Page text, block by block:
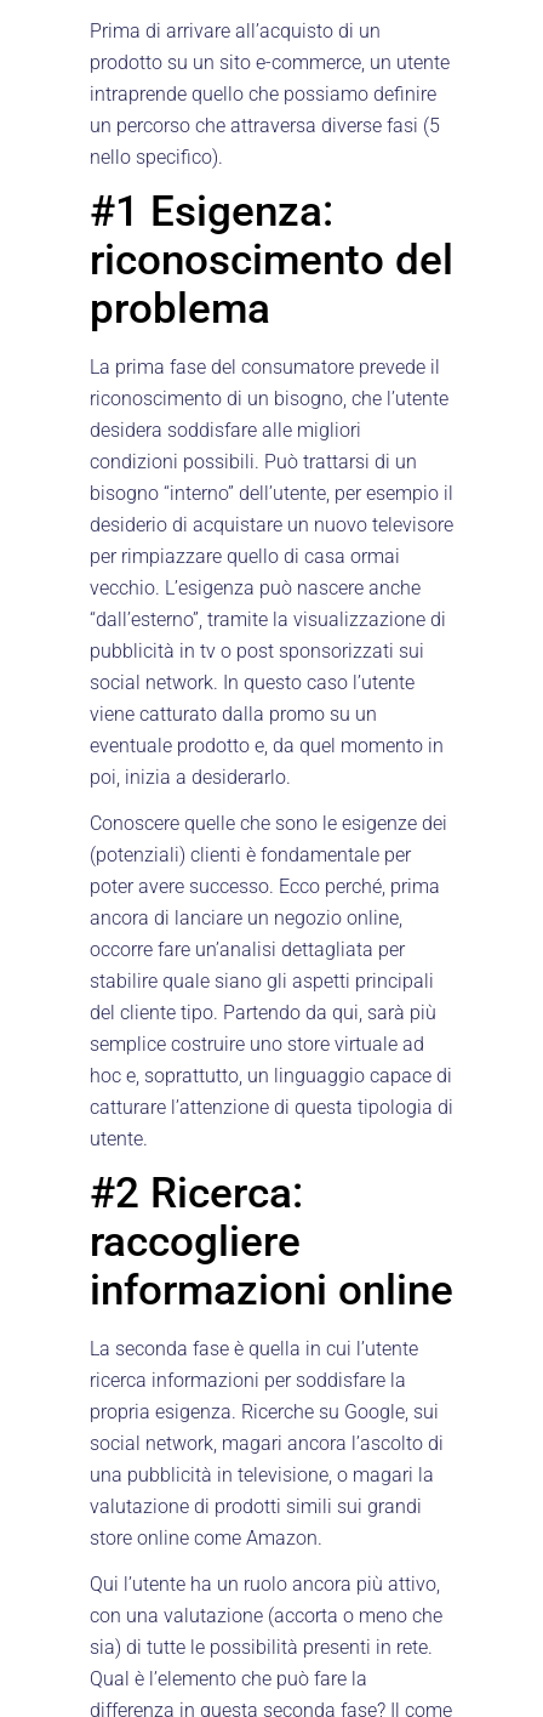
Prima di arrivare all’acquisto di un
prodotto su un sito e-commerce, un utente
intraprende quello che possiamo definire
un percorso che attraversa diverse fasi (5
nello specifico).
#1 Esigenza:
riconoscimento del
problema
La prima fase del consumatore prevede il
riconoscimento di un bisogno, che l’utente
desidera soddisfare alle migliori
condizioni possibili. Può trattarsi di un
bisogno “interno” dell’utente, per esempio il
desiderio di acquistare un nuovo televisore
per rimpiazzare quello di casa ormai
vecchio. L’esigenza può nascere anche
“dall’esterno”, tramite la visualizzazione di
pubblicità in tv o post sponsorizzati sui
social network. In questo caso l’utente
viene catturato dalla promo su un
eventuale prodotto e, da quel momento in
poi, inizia a desiderarlo.
Conoscere quelle che sono le esigenze dei
(potenziali) clienti è fondamentale per
poter avere successo. Ecco perché, prima
ancora di lanciare un negozio online,
occorre fare un’analisi dettagliata per
stabilire quale siano gli aspetti principali
del cliente tipo. Partendo da qui, sarà più
semplice costruire uno store virtuale ad
hoc e, soprattutto, un linguaggio capace di
catturare l’attenzione di questa tipologia di
utente.
#2 Ricerca:
raccogliere
informazioni online
La seconda fase è quella in cui l’utente
ricerca informazioni per soddisfare la
propria esigenza. Ricerche su Google, sui
social network, magari ancora l’ascolto di
una pubblicità in televisione, o magari la
valutazione di prodotti simili sui grandi
store online come Amazon.
Qui l’utente ha un ruolo ancora più attivo,
con una valutazione (accorta o meno che
sia) di tutte le possibilità presenti in rete.
Qual è l’elemento che può fare la
differenza in questa seconda fase? Il come